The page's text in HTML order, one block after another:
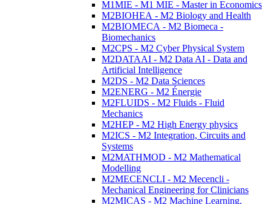
M1MIE - M1 MIE - Master in Economics
M2BIOHEA - M2 Biology and Health
M2BIOMECA - M2 Biomeca -
Biomechanics
M2CPS - M2 Cyber Physical System
M2DATAAI - M2 Data AI - Data and
Artificial Intelligence
M2DS - M2 Data Sciences
M2ENERG - M2 Énergie
M2FLUIDS - M2 Fluids - Fluid
Mechanics
M2HEP - M2 High Energy physics
M2ICS - M2 Integration, Circuits and
Systems
M2MATHMOD - M2 Mathematical
Modelling
M2MECENCLI - M2 Mecencli -
Mechanical Engineering for Clinicians
M2MICAS - M2 Machine Learning,